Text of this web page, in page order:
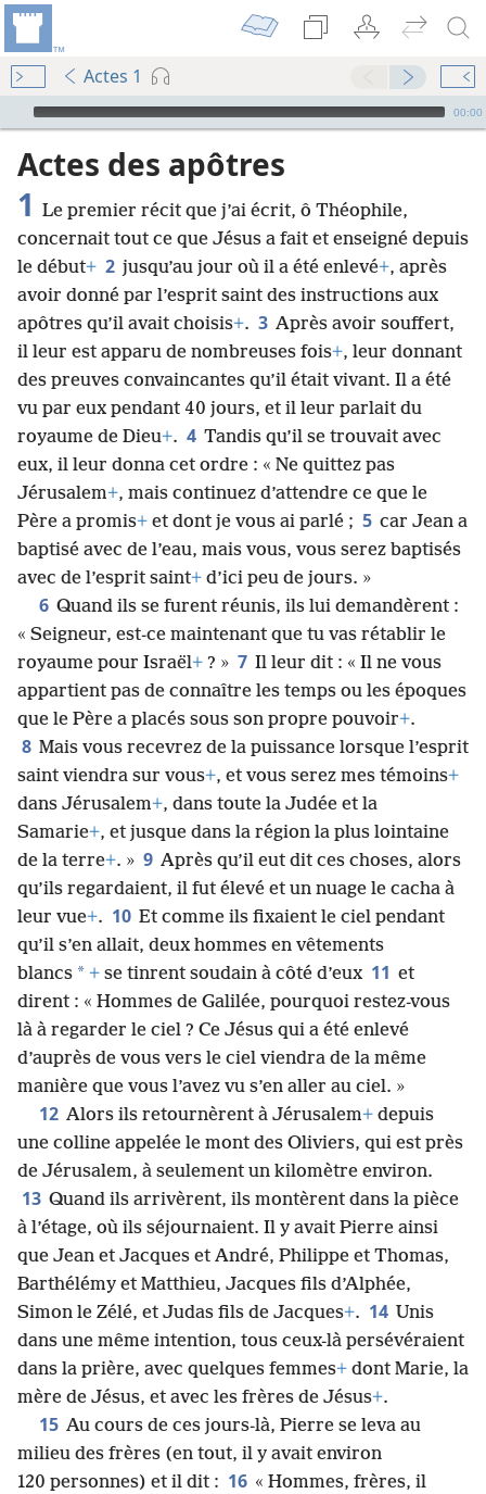
Actes 1
Audio Player
00:00
Actes des apôtres
1 Le premier récit que j’ai écrit, ô Théophile,
concernait tout ce que Jésus a fait et enseigné depuis
le début+ 2 jusqu’au jour où il a été enlevé+, après
avoir donné par l’esprit saint des instructions aux
apôtres qu’il avait choisis+. 3 Après avoir souffert,
il leur est apparu de nombreuses fois+, leur donnant
des preuves convaincantes qu’il était vivant. Il a été
vu par eux pendant 40 jours, et il leur parlait du
royaume de Dieu+. 4 Tandis qu’il se trouvait avec
eux, il leur donna cet ordre : « Ne quittez pas
Jérusalem+, mais continuez d’attendre ce que le
Père a promis+ et dont je vous ai parlé ; 5 car Jean a
baptisé avec de l’eau, mais vous, vous serez baptisés
avec de l’esprit saint+ d’ici peu de jours. »
6 Quand ils se furent réunis, ils lui demandèrent :
« Seigneur, est-ce maintenant que tu vas rétablir le
royaume pour Israël+ ? » 7 Il leur dit : « Il ne vous
appartient pas de connaître les temps ou les époques
que le Père a placés sous son propre pouvoir+.
8 Mais vous recevrez de la puissance lorsque l’esprit
saint viendra sur vous+, et vous serez mes témoins+
dans Jérusalem+, dans toute la Judée et la
Samarie+, et jusque dans la région la plus lointaine
de la terre+. » 9 Après qu’il eut dit ces choses, alors
qu’ils regardaient, il fut élevé et un nuage le cacha à
leur vue+. 10 Et comme ils fixaient le ciel pendant
qu’il s’en allait, deux hommes en vêtements
blancs * + se tinrent soudain à côté d’eux 11 et
dirent : « Hommes de Galilée, pourquoi restez-vous
là à regarder le ciel ? Ce Jésus qui a été enlevé
d’auprès de vous vers le ciel viendra de la même
manière que vous l’avez vu s’en aller au ciel. »
12 Alors ils retournèrent à Jérusalem+ depuis
une colline appelée le mont des Oliviers, qui est près
de Jérusalem, à seulement un kilomètre environ.
13 Quand ils arrivèrent, ils montèrent dans la pièce
à l’étage, où ils séjournaient. Il y avait Pierre ainsi
que Jean et Jacques et André, Philippe et Thomas,
Barthélémy et Matthieu, Jacques fils d’Alphée,
Simon le Zélé, et Judas fils de Jacques+. 14 Unis
dans une même intention, tous ceux-là persévéraient
dans la prière, avec quelques femmes+ dont Marie, la
mère de Jésus, et avec les frères de Jésus+.
15 Au cours de ces jours-là, Pierre se leva au
milieu des frères (en tout, il y avait environ
120 personnes) et il dit : 16 « Hommes, frères, il